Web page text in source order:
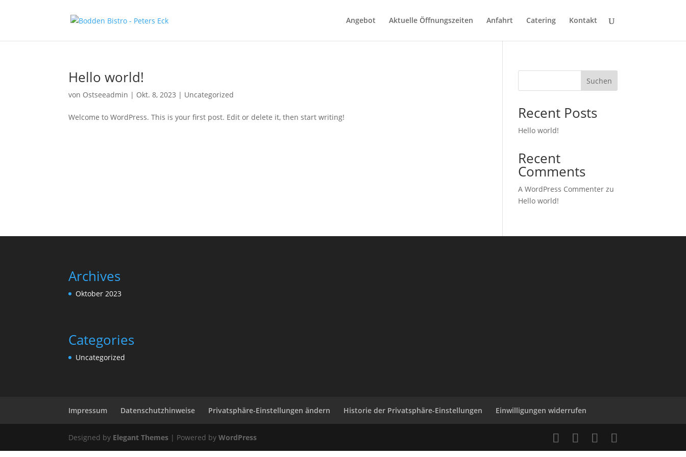
Angebot Aktuelle Öffnungszeiten Anfahrt Catering Kontakt
Hello world!
von Ostseeadmin | Okt. 8, 2023 | Uncategorized
Welcome to WordPress. This is your first post. Edit or delete it, then start writing!
Suchen
Recent Posts
Hello world!
Recent
Comments
A WordPress Commenter zu
Hello world!
Archives
Oktober 2023
Categories
Uncategorized
Impressum Datenschutzhinweise Privatsphäre-Einstellungen ändern Historie der Privatsphäre-Einstellungen Einwilligungen widerrufen
Designed by Elegant Themes | Powered byWordPress